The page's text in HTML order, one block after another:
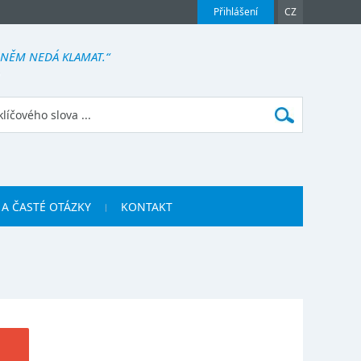
Přihlášení CZ
NEDÁ KLAMAT.“
ČASTÉ OTÁZKY KONTAKT